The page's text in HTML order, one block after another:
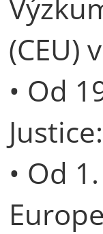
(CEU)
• Od
• Od